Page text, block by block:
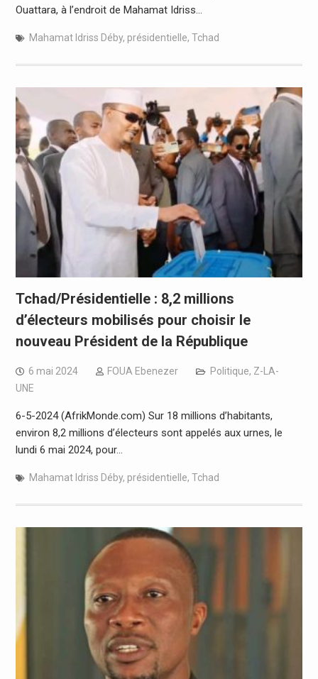
Ouattara, à l’endroit de Mahamat Idriss…
Mahamat Idriss Déby, présidentielle, Tchad
Tchad/Présidentielle : 8,2 millions
d’électeurs mobilisés pour choisir le
nouveau Président de la République
6 mai 2024 FOUA Ebenezer Politique, Z-LA-
UNE
6-5-2024 (AfrikMonde.com) Sur 18 millions d’habitants,
environ 8,2 millions d’électeurs sont appelés aux urnes, le
lundi 6 mai 2024, pour…
Mahamat Idriss Déby, présidentielle, Tchad